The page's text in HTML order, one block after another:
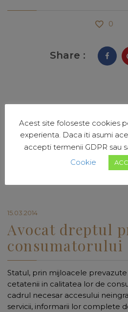
0
Share :
RELATED POSTS
15.03.2014
Avocat dreptul
consumatorului
Statul, prin mijloacele
cetatenii in calitatea lor de
cadrul necesar accesului
servicii, informarii lor complete
Acest site foloseste cookies
experienta. Daca iti asumi
accepti termenii GDPR sau
Cookie